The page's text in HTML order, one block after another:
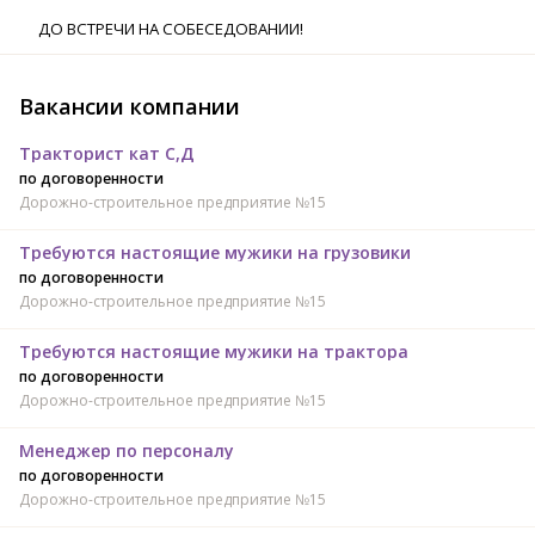
ДО ВСТРЕЧИ НА СОБЕСЕДОВАНИИ!
Вакансии компании
Тракторист кат С,Д
по договоренности
Дорожно-строительное предприятие №15
Требуются настоящие мужики на грузовики
по договоренности
Дорожно-строительное предприятие №15
Требуются настоящие мужики на трактора
по договоренности
Дорожно-строительное предприятие №15
Менеджер по персоналу
по договоренности
Дорожно-строительное предприятие №15